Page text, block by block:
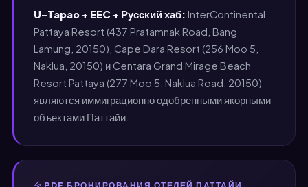
U-Tapao + EEC + Русский хаб: InterContinental
Pattaya Resort (437 Pratamnak Road, Bang
Lamung, 20150), Cape Dara Resort (256 Moo 5,
Naklua, 20150) и Centara Grand Mirage Beach
Resort Pattaya (277 Moo 5, Naklua Road, 20150)
являются иммиграционно одобренными якорными
объектами Паттайи.